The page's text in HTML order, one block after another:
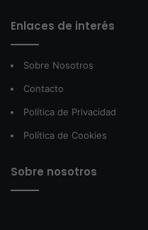
Enlaces de interés
Sobre Nosotros
Contacto
Política de Privacidad
Política de Cookies
Sobre nosotros